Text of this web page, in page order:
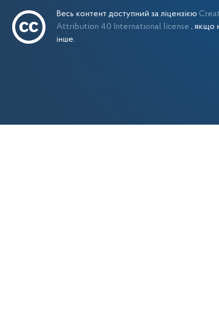
Весь контент доступний за ліцензією
Attribution 4.0 International license , якщо
інше.